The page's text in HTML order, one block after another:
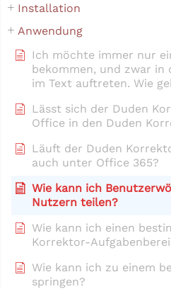
Installation
Anwendung
Ich möchte immer nur
bekommen, und zwar in
im Text auftreten. Wie
Lässt sich der Duden
Office in den Duden
Läuft der Duden
auch unter Office 365?
Wie kann ich
Nutzern teilen?
Wie kann ich einen
Korrektor-
Wie kann ich zu einem
springen?